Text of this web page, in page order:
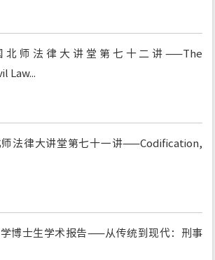
北师法律大讲堂第七十二讲——The
Law...
师法律大讲堂第七十一讲——Codification,
博士生学术报告——从传统到现代：刑事